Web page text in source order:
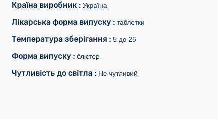
Країна виробник : Україна
Лікарська форма випуску : таблетки
Температура зберігання : 5 до 25
Форма випуску : блістер
Чутливість до світла : Не чутливий